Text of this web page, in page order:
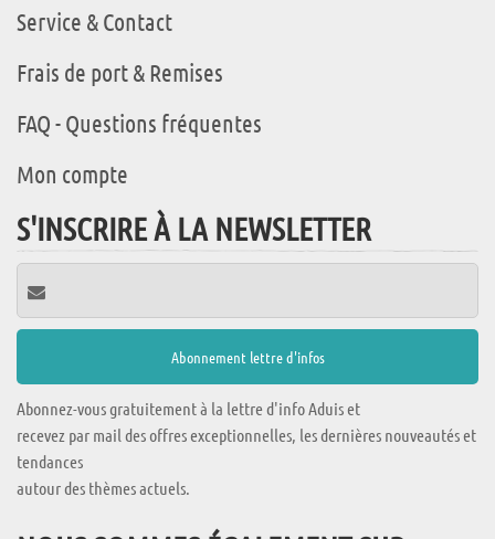
Service & Contact
Frais de port & Remises
FAQ - Questions fréquentes
Mon compte
S'INSCRIRE À LA NEWSLETTER
Abonnez-vous gratuitement à la lettre d'info Aduis et
recevez par mail des offres exceptionnelles, les dernières nouveautés et
tendances
autour des thèmes actuels.